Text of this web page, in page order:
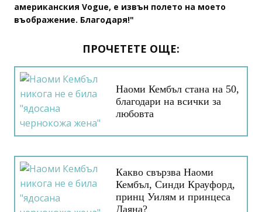
американския Vogue, е извън полето на моето
въображение. Благодаря!"
ПРОЧЕТЕТЕ ОЩЕ:
Наоми Кембъл стана на 50,
благодари на всички за
любовта
Какво свързва Наоми
Кембъл, Синди Крауфорд,
принц Уилям и принцеса
Даяна?